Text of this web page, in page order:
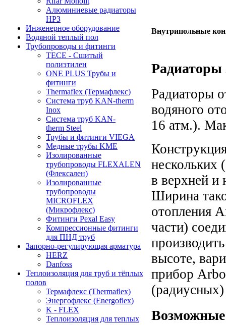
Алюминиевые радиаторы
НРЗ
Инженерное оборудование
Водяной теплый пол
Трубопроводы и фитинги
ТЕСЕ - Сшитый
полиэтилен
ONE PLUS Трубы и
фитинги
Thermaflex (Термафлекс)
Система труб KAN-therm
Inox
Система труб KAN-
therm Steel
Трубы и фитинги VIEGA
Медные трубы KME
Изолированные
трубопроводы FLEXALEN
(Флексален)
Изолированные
трубопроводы
MICROFLEX
(Микрофлекс)
Фитинги Pexal Easy
Компрессионные фитинги
для ПНД труб
Запорно-регулирующая арматура
HERZ
Danfoss
Теплоизоляция для труб и тёплых
полов
Термафлекс (Thermaflex)
Энергофлекс (Energoflex)
K - FLEX
Теплоизоляция для теплых
Внутрипольные
Радиаторы
Радиаторы
водяного
16 атм.).
нескольких
в верхней и
Ширина
отопления
части)
высоте,
прибор